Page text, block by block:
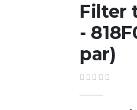
Filter
-
par)